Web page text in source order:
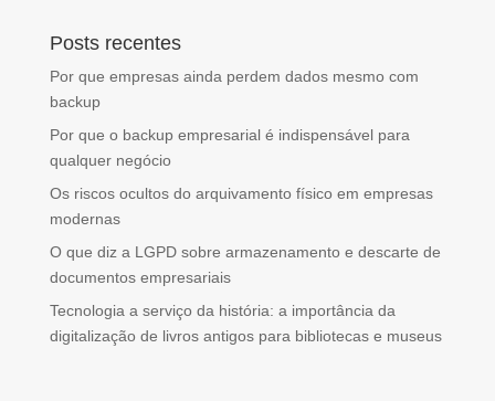
Posts recentes
Por que empresas ainda perdem dados mesmo com
backup
Por que o backup empresarial é indispensável para
qualquer negócio
Os riscos ocultos do arquivamento físico em empresas
modernas
O que diz a LGPD sobre armazenamento e descarte de
documentos empresariais
Tecnologia a serviço da história: a importância da
digitalização de livros antigos para bibliotecas e museus